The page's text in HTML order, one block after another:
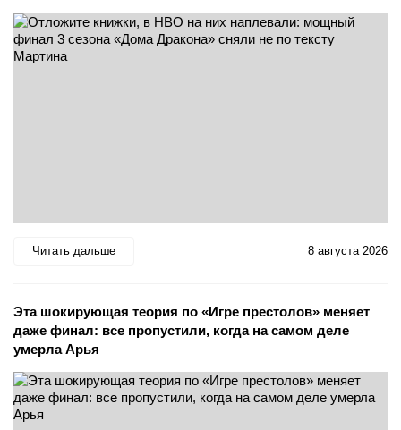
Читать дальше 8 августа 2026
Эта шокирующая теория по «Игре престолов» меняет
даже финал: все пропустили, когда на самом деле
умерла Арья